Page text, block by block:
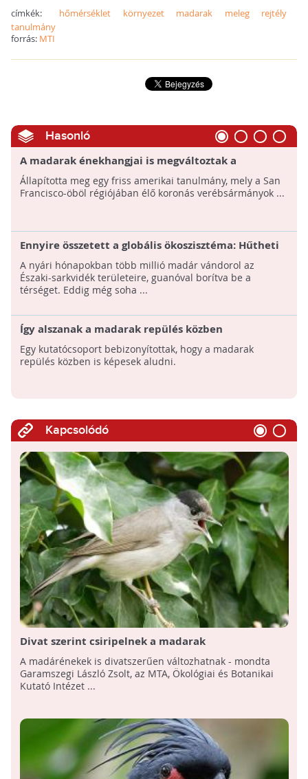
címkék: hőmérséklet környezet madarak meleg
rejtély
tanulmány
forrás: MTI
Hasonló
A madarak énekhangjai is megváltoztak a
világjárvány miatti korlátozások idején
Állapította meg egy friss amerikai tanulmány, mely a San
Francisco-öböl régiójában élő koronás verébsármányok ...
Ennyire összetett a globális ökoszisztéma: Hűtheti
az Északi-sarkvidék térségét a vándormadarak
ürüléke
A nyári hónapokban több millió madár vándorol az
Északi-sarkvidék területeire, guanóval borítva be a
térséget. Eddig még soha ...
Így alszanak a madarak repülés közben
Egy kutatócsoport bebizonyítottak, hogy a madarak
repülés közben is képesek aludni.
Kapcsolódó
Divat szerint csiripelnek a madarak
A madárénekek is divatszerűen változhatnak - mondta
Garamszegi László Zsolt, az MTA, Ökológiai és Botanikai
Kutató Intézet ...